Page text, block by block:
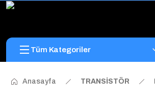
Tüm Kategoriler
Anasayfa TRANSİSTÖR